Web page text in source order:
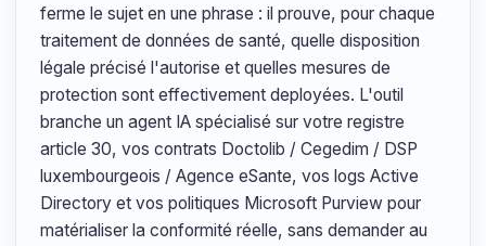
ferme le sujet en une phrase : il prouve, pour chaque
traitement de données de santé, quelle disposition
légale précisé l'autorise et quelles mesures de
protection sont effectivement deployées. L'outil
branche un agent IA spécialisé sur votre registre
article 30, vos contrats Doctolib / Cegedim / DSP
luxembourgeois / Agence eSante, vos logs Active
Directory et vos politiques Microsoft Purview pour
matérialiser la conformité réelle, sans demander au